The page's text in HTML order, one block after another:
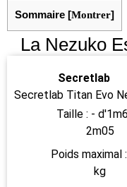
Sommaire [Montrer]
La Nezuko
Secretlab
Secretlab Titan Evo
Taille : -
2m05
Poids maximal
kg